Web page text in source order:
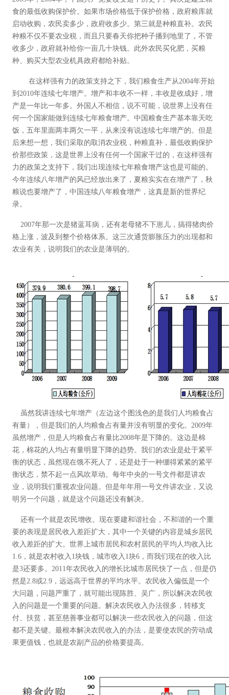
食的最低收购保护价。如果市场价格低于保护价格，政府粮库就
启动收购，农民卖多少，政府收多少。第三就是种粮直补。农民
种粮不仅不要农业税，而且只要春天你把种子播到地里了，不管
收多少，政府就补给你一亩几十块钱。此外农民买化肥，买粮
种、购买大型农业机具政府都给补贴。
在这样强有力的政策支持之下，我们粮食生产从2004年开始
到2010年连续七年增产。增产和丰收不一样，丰收是收成好，增
产是一年比一年多。外国人不相信，说不可能，说世界上没有任
何一个国家能做到连续七年粮食增产。中国粮食生产基本靠天吃
饭，五年里面两丰两欠一平，从来没有说连续七年增产的。但是
后来想一想，我们采取的取消农业税，种粮直补，最低收购保护
价那些政策，这是世界上没有任何一个国家干过的，在这样强有
力的政策之支持下，我们出现连续七年粮食增产这也是可能的。
今年连续八年增产的风已经放出来了，夏粮实实在在增产了，秋
粮说也要增产了，中国连续八年粮食增产，这真是新的世界纪
录。
2007年那一次是猪蓝耳病，还有老母猪不下崽儿，搞得猪肉价
格上涨，波及到整个价格体系。这三次通货膨胀压力的出现都和
农业有关，说明我们的农业是薄弱的。
虽然我讲连续七年增产（左边这个图浅色的是我们人均粮食占
有量），但是我们的人均粮食占有量并没有明显的变化。2009年
虽然增产，但是人均粮食占有量比2008年是下降的。这边是棉
花，棉花的人均占有量明显下降的趋势。我们的农业是处于紧平
衡的状态，虽然现在饿不死人了，还是处于一种绷得紧紧的紧平
衡状态，禁不起一点风吹草动。每年中央的一号文件都是讲农
业，说明我们重视农业问题。但是年年用一号文件讲农业，又说
明另一个问题，就是这个问题还没有解决。
还有一个就是农民增收。现在要建和谐社会，不和谐的一个重
要的表现是居民收入差距扩大，其中一个关键的内容是城乡居民
收入差距的扩大。世界上城市居民和农村居民的平均人均收入比
1.6，就是农村收入1块钱，城市收入1块6，而我们现在的收入比
是3还要多。2011年农民收入的增长比城市居民快了一点，但是仍
然是2.8或2.9，远远高于世界的平均水平。农民收入偏低是一个
大问题，问题严重了，就可能出现陈胜、吴广，所以解决农民收
入的问题是一个重要的问题。解决农民收入办法很多，转移支
付、扶贫，甚至慈善事业都可以解决一些农民收入的问题，但这
都不是关键。最根本解决农民收入的办法，是要使农民的劳动成
果更值钱，也就是农副产品的价格要提高。